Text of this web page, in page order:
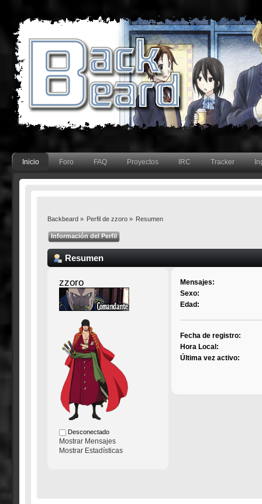
Inicio Foro FAQ Proyectos IRC Tracker
Backbeard» Perfil de zzoro» Resumen
Información del Perfil
Resumen
zzoro
Desconectado
Mostrar Mensajes
Mostrar Estadísticas
Mensajes:
Sexo:
Edad:
Fecha de registro:
Hora Local:
Última vez activo: